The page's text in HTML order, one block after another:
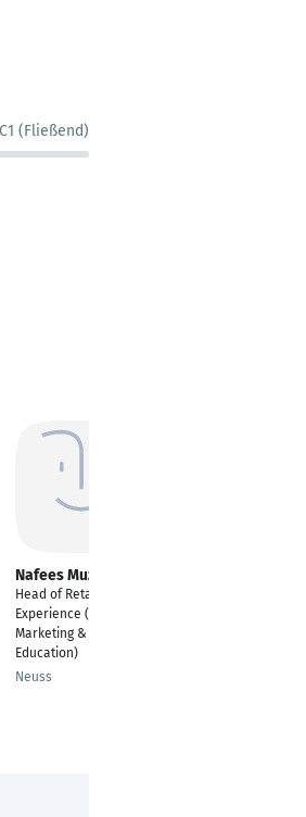
C1 (Fließend)
Nafees Muzadique
Head of Retail
Experience (Retail
Marketing &
Education)
Neuss